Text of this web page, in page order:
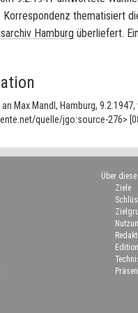
Kor­re­spon­denz the­ma­ti­siert
Ham­burg über­lie­fert.
Max Mandl, Hamburg,
quelle/jgo:source-276>
Über
Ziele